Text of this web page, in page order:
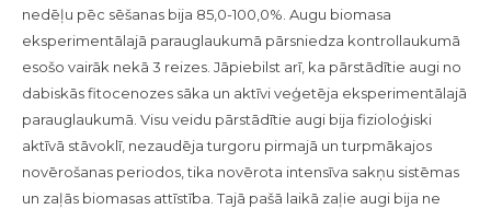
nedēļu pēc sēšanas bija 85,0-100,0%. Augu biomasa
eksperimentālajā parauglaukumā pārsniedza kontrollaukumā
esošo vairāk nekā 3 reizes. Jāpiebilst arī, ka pārstādītie augi no
dabiskās fitocenozes sāka un aktīvi veģetēja eksperimentālajā
parauglaukumā. Visu veidu pārstādītie augi bija fizioloģiski
aktīvā stāvoklī, nezaudēja turgoru pirmajā un turpmākajos
novērošanas periodos, tika novērota intensīva sakņu sistēmas
un zaļās biomasas attīstība. Tajā pašā laikā zaļie augi bija ne